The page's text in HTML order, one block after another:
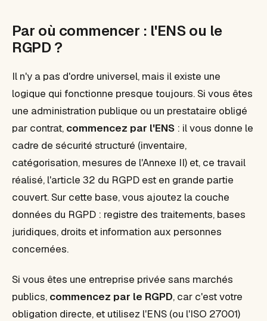
Par où commencer : l'ENS ou le
RGPD ?
Il n'y a pas d'ordre universel, mais il existe une
logique qui fonctionne presque toujours. Si vous êtes
une administration publique ou un prestataire obligé
par contrat, commencez par l'ENS : il vous donne le
cadre de sécurité structuré (inventaire,
catégorisation, mesures de l'Annexe II) et, ce travail
réalisé, l'article 32 du RGPD est en grande partie
couvert. Sur cette base, vous ajoutez la couche
données du RGPD : registre des traitements, bases
juridiques, droits et information aux personnes
concernées.
Si vous êtes une entreprise privée sans marchés
publics, commencez par le RGPD, car c'est votre
obligation directe, et utilisez l'ENS (ou l'ISO 27001)